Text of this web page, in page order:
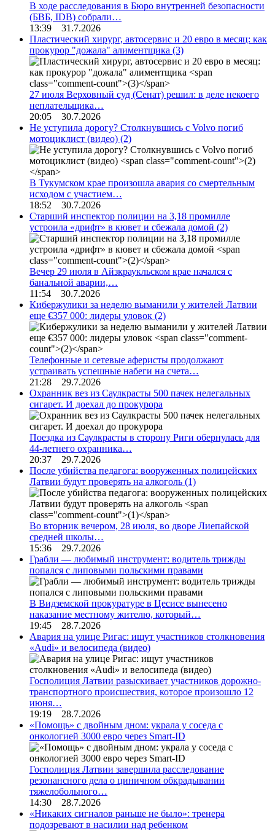
В ходе расследования в Бюро внутренней безопасности
(БВБ, IDB) собрали…
13:39 31.7.2026
Пластический хирург, автосервис и 20 евро в месяц: как
прокурор "дожала" алиментщика (3)
27 июля Верховный суд (Сенат) решил: в деле некоего
неплательщика…
20:05 30.7.2026
Не уступила дорогу? Столкнувшись с Volvo погиб
мотоциклист (видео) (2)
В Тукумском крае произошла авария со смертельным
исходом с участием…
18:52 30.7.2026
Старший инспектор полиции на 3,18 промилле
устроила «дрифт» в кювет и сбежала домой (2)
Вечер 29 июля в Айзкраукльском крае начался с
банальной аварии,…
11:54 30.7.2026
Кибержулики за неделю выманили у жителей Латвии
еще €357 000: лидеры уловок (2)
Телефонные и сетевые аферисты продолжают
устраивать успешные набеги на счета…
21:28 29.7.2026
Охранник вез из Саулкрасты 500 пачек нелегальных
сигарет. И доехал до прокурора
Поездка из Саулкрасты в сторону Риги обернулась для
44-летнего охранника…
20:37 29.7.2026
После убийства педагога: вооруженных полицейских
Латвии будут проверять на алкоголь (1)
Во вторник вечером, 28 июля, во дворе Лиепайской
средней школы…
15:36 29.7.2026
Грабли — любимый инструмент: водитель трижды
попался с липовыми польскими правами
В Видземской прокуратуре в Цесисе вынесено
наказание местному жителю, который…
19:45 28.7.2026
Авария на улице Ригас: ищут участников столкновения
«Audi» и велосипеда (видео)
Госполиция Латвии разыскивает участников дорожно-
транспортного происшествия, которое произошло 12
июня…
19:19 28.7.2026
«Помощь» с двойным дном: украла у соседа с
онкологией 3000 евро через Smart-ID
Госполиция Латвии завершила расследование
резонансного дела о циничном обкрадывании
тяжелобольного…
14:30 28.7.2026
«Никаких сигналов раньше не было»: тренера
подозревают в насилии над ребенком